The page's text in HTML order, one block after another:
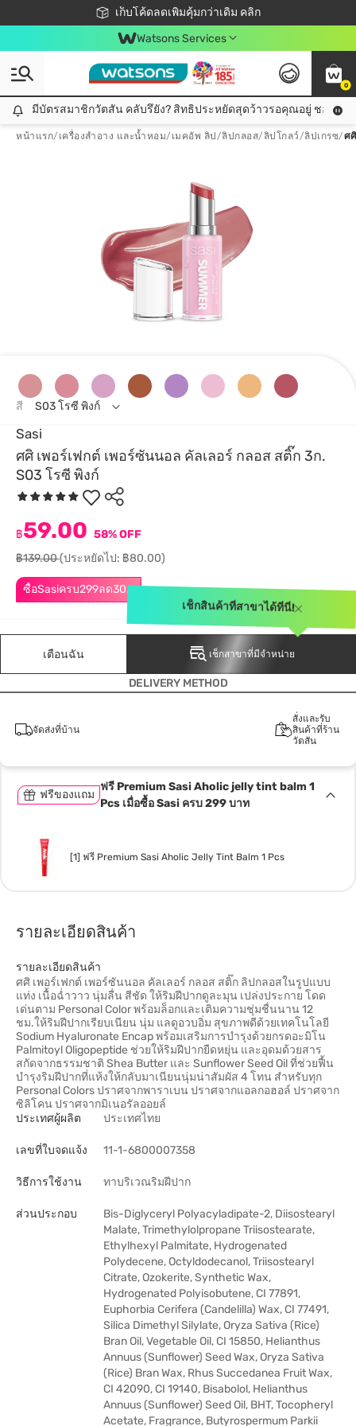
เก็บโค้ดลดเพิ่มคุ้มกว่าเดิม คลิก
ชอปออนไลน์ครั้งแรก ลดเพิ่มจุก ๆ 10%! 🎉
📦ส่งฟรี! เมื่อชอป 499฿
สมาชิกวัตสัน คลับดียังไง?
Watsons Services
0
มีบัตรสมาชิกวัตสัน คลับรึยัง? สิทธิประหยัดสุดว้าวรอคุณอยู่ ชอปคุ้มกว่าเดิม คลิก!
มีบัตรสมาชิกวัตสัน คลับรึยัง? สิทธิประหยัดสุดว้าวรอคุณอยู่ ชอปคุ้มก
หน้าแรก/ เครื่องสำอาง และน้ำหอม/ เมคอัพ ลิป /ลิปกลอส/ลิปโกลว์/ลิปเกรซ/ศ
Sasi
ศศิ เพอร์เฟกต์ เพอร์ซันนอล คัลเลอร์ กลอส สติ๊ก 3ก.
S03 โรซี พิงก์
ซื้อSasiครบ299ลด30.-
฿59.00 58% OFF
฿139.00(ประหยัดไป: ฿80.00)
สี S03 โรซี พิงก์
เตือนฉัน เช็กสาขาที่มีจำหน่าย
เช็กสินค้าที่สาขาได้ที่นี่!
DELIVERY METHOD
จัดส่งที่บ้าน
สั่งและรับ
สินค้าที่ร้าน
วัตสัน
ฟรีของแถม
ฟรี Premium Sasi Aholic jelly tint balm 1
Pcs เมื่อซื้อ Sasi ครบ 299 บาท
[1] ฟรี Premium Sasi Aholic Jelly Tint Balm 1 Pcs
รายละเอียดสินค้า
รายละเอียดสินค้า
ศศิ เพอร์เฟกต์ เพอร์ซันนอล คัลเลอร์ กลอส สติ๊ก ลิปกลอสในรูปแบบ
แท่ง เนื้อฉ่ำวาว นุ่มลื่น สีชัด ให้ริมฝีปากดูละมุน เปล่งประกาย โดด
เด่นตาม Personal Color พร้อมล็อกและเติมความชุ่มชื่นนาน 12
ชม.ให้ริมฝีปากเรียบเนียน นุ่ม แลดูอวบอิ่ม สุขภาพดีด้วยเทคโนโลยี
Sodium Hyaluronate Encap พร้อมเสริมการบำรุงด้วยกรดอะมิโน
Palmitoyl Oligopeptide ช่วยให้ริมฝีปากยืดหยุ่น และอุดมด้วยสาร
สกัดจากธรรมชาติ Shea Butter และ Sunflower Seed Oil ที่ช่วยฟื้น
บำรุงริมฝีปากที่แห้งให้กลับมาเนียนนุ่มน่าสัมผัส 4 โทน สำหรับทุก
Personal Colors ปราศจากพาราเบน ปราศจากแอลกอฮอล์ ปราศจาก
ซิลิโคน ปราศจากมิเนอรัลออยล์
ประเทศผู้ผลิต
ประเทศไทย
เลขที่ใบจดแจ้ง 11-1-6800007358
วิธีการใช้งาน ทาบริเวณริมฝีปาก
ส่วนประกอบ
Bis-Diglyceryl Polyacyladipate-2, Diisostearyl
Malate, Trimethylolpropane Triisostearate,
Ethylhexyl Palmitate, Hydrogenated
Polydecene, Octyldodecanol, Triisostearyl
Citrate, Ozokerite, Synthetic Wax,
Hydrogenated Polyisobutene, CI 77891,
Euphorbia Cerifera (Candelilla) Wax, CI 77491,
Silica Dimethyl Silylate, Oryza Sativa (Rice)
Bran Oil, Vegetable Oil, CI 15850, Helianthus
Annuus (Sunflower) Seed Wax, Oryza Sativa
(Rice) Bran Wax, Rhus Succedanea Fruit Wax,
CI 42090, CI 19140, Bisabolol, Helianthus
Annuus (Sunflower) Seed Oil, BHT, Tocopheryl
Acetate, Fragrance, Butyrospermum Parkii